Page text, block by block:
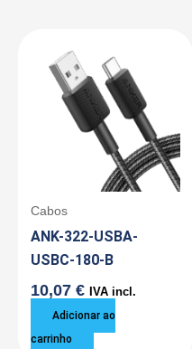
Cabos
ANK-322-USBA-
USBC-180-B
10,07 € IVA incl.
Adicionar ao
carrinho